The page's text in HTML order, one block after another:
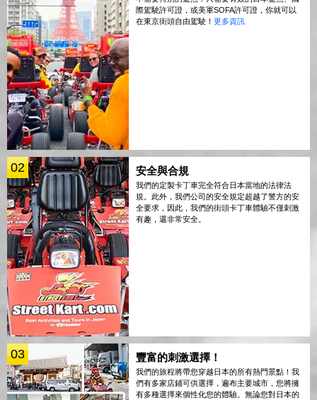
際駕駛許可證，或美軍SOFA許可證，你就可以
在東京街頭自由駕駛！ 更多資訊
02 安全與合規
我們的定製卡丁車完全符合日本當地的法律法
規。此外，我們公司的安全規定超越了警方的安
全要求，因此，我們的街頭卡丁車體驗不僅刺激
有趣，還非常安全。
03 豐富的刺激選擇！
我們的旅程將帶您穿越日本的所有熱門景點！我
們有多家店鋪可供選擇，遍布主要城市，您將擁
有多種選擇來個性化您的體驗。無論您對日本的